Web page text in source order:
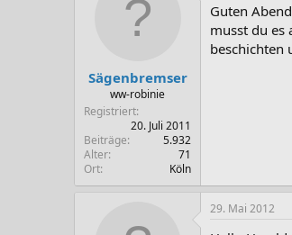
Sägenbremser
ww-robinie
Registriert
20. Juli 2011
Beiträge
5.932
Alter
71
Ort
Köln
Guten
musst du es
beschichten
29. Mai 2012